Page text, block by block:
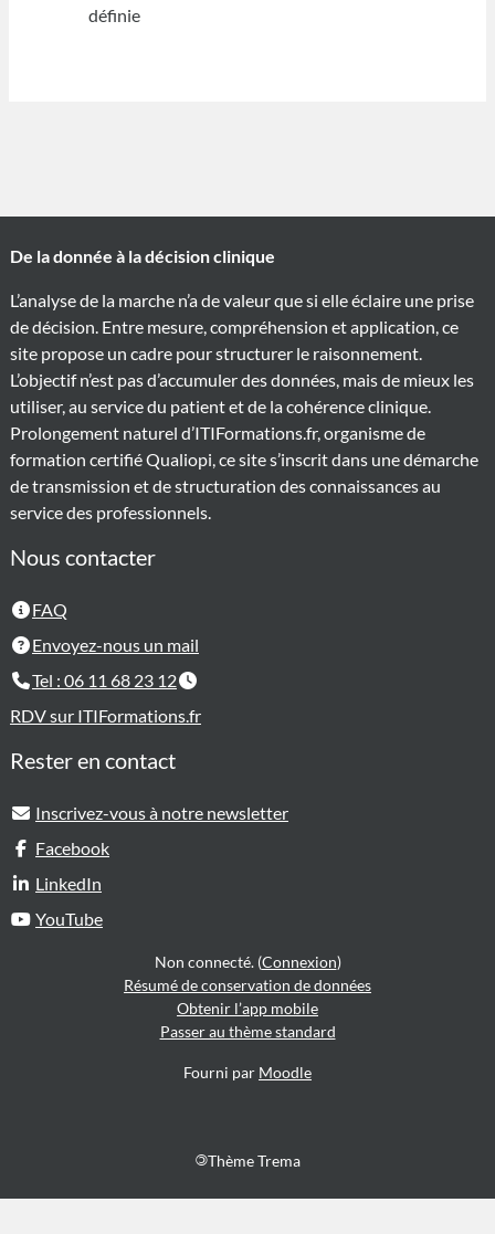
définie
De la donnée à la décision clinique
L’analyse de la marche n’a de valeur que si elle éclaire une prise
de décision. Entre mesure, compréhension et application, ce
site propose un cadre pour structurer le raisonnement.
L’objectif n’est pas d’accumuler des données, mais de mieux les
utiliser, au service du patient et de la cohérence clinique.
Prolongement naturel d’ITIFormations.fr, organisme de
formation certifié Qualiopi, ce site s’inscrit dans une démarche
de transmission et de structuration des connaissances au
service des professionnels.
Nous contacter
FAQ
Envoyez-nous un mail
Tel : 06 11 68 23 12
RDV sur ITIFormations.fr
Rester en contact
Inscrivez-vous à notre newsletter
Facebook
LinkedIn
YouTube
Non connecté. (Connexion)
Résumé de conservation de données
Obtenir l’app mobile
Passer au thème standard
Fourni par Moodle
©Thème Trema